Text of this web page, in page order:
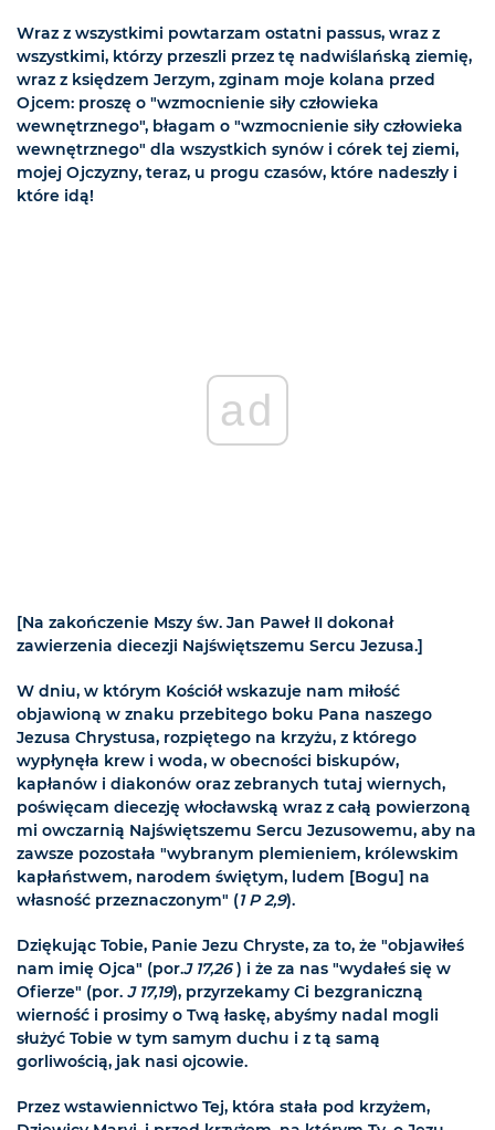
Wraz z wszystkimi powtarzam ostatni passus, wraz z
wszystkimi, którzy przeszli przez tę nadwiślańską ziemię,
wraz z księdzem Jerzym, zginam moje kolana przed
Ojcem: proszę o "wzmocnienie siły człowieka
wewnętrznego", błagam o "wzmocnienie siły człowieka
wewnętrznego" dla wszystkich synów i córek tej ziemi,
mojej Ojczyzny, teraz, u progu czasów, które nadeszły i
które idą!
ad
[Na zakończenie Mszy św. Jan Paweł II dokonał
zawierzenia diecezji Najświętszemu Sercu Jezusa.]
W dniu, w którym Kościół wskazuje nam miłość
objawioną w znaku przebitego boku Pana naszego
Jezusa Chrystusa, rozpiętego na krzyżu, z którego
wypłynęła krew i woda, w obecności biskupów,
kapłanów i diakonów oraz zebranych tutaj wiernych,
poświęcam diecezję włocławską wraz z całą powierzoną
mi owczarnią Najświętszemu Sercu Jezusowemu, aby na
zawsze pozostała "wybranym plemieniem, królewskim
kapłaństwem, narodem świętym, ludem [Bogu] na
własność przeznaczonym" (1 P 2,9).
Dziękując Tobie, Panie Jezu Chryste, za to, że "objawiłeś
nam imię Ojca" (por.J 17,26) i że za nas "wydałeś się w
Ofierze" (por. J 17,19), przyrzekamy Ci bezgraniczną
wierność i prosimy o Twą łaskę, abyśmy nadal mogli
służyć Tobie w tym samym duchu i z tą samą
gorliwością, jak nasi ojcowie.
Przez wstawiennictwo Tej, która stała pod krzyżem,